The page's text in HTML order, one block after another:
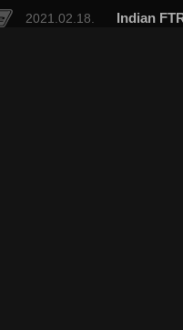
Indian
2021.02.18.